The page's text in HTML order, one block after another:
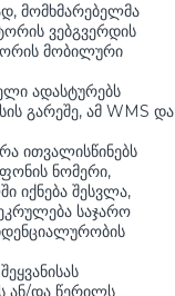
მომხმარებელმა
ვებგვერდის
მობილური
ადასტურებს
გარეშე, ამ WMS და
ითვალისწინებს
ნომერი,
იქნება შესვლა,
საჯარო
ს ან/და წერილს